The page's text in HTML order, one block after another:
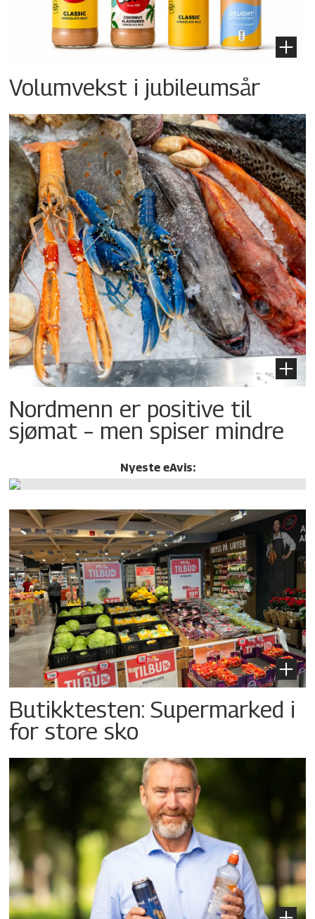
Volumvekst i jubileumsår
Nordmenn er positive til
sjømat – men spiser mindre
Nyeste eAvis:
Butikktesten: Supermarked i
for store sko